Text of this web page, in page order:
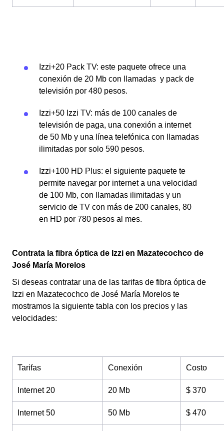
Izzi+20 Pack TV: este paquete ofrece una
conexión de 20 Mb con llamadas y pack de
televisión por 480 pesos.
Izzi+50 Izzi TV: más de 100 canales de
televisión de paga, una conexión a internet
de 50 Mb y una línea telefónica con llamadas
ilimitadas por solo 590 pesos.
Izzi+100 HD Plus: el siguiente paquete te
permite navegar por internet a una velocidad
de 100 Mb, con llamadas ilimitadas y un
servicio de TV con más de 200 canales, 80
en HD por 780 pesos al mes.
Contrata la fibra óptica de Izzi en Mazatecochco de
José María Morelos
Si deseas contratar una de las tarifas de fibra óptica de
Izzi en Mazatecochco de José María Morelos te
mostramos la siguiente tabla con los precios y las
velocidades:
Tarifas Conexión Costo
Internet 20 20 Mb $ 370
Internet 50 50 Mb $ 470